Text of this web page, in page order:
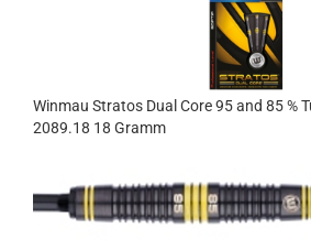
Win­mau Stra­tos Dual Core 95 and 85 %
2089.18 18 Gramm